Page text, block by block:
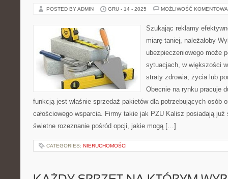
POSTED BY ADMIN GRU - 14 - 2025 MOŻLIWOŚĆ
Szukając reklamy
miarę taniej, należałoby
ubezpieczeniowego może
sytuacjach, w większości
straty zdrowia, życia lub
Obecnie na rynku pracuje
funkcją jest właśnie sprzedaż pakietów dla potrzebujących osób
całościowego wsparcia. Firmy takie jak PZU Kalisz posiadają
świetne rozeznanie pośród opcji, jakie mogą […]
CATEGORIES: NIERUCHOMOŚCI